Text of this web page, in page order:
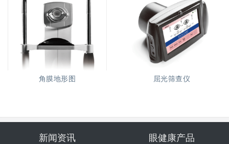
角膜地形图 屈光筛查仪
新闻资讯 眼健康产品